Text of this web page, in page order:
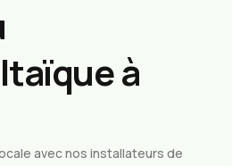
à
avec nos installateurs de